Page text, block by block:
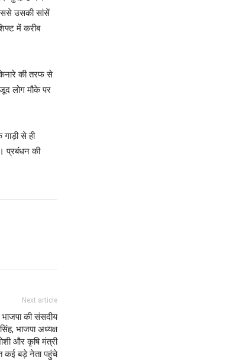
उसकी सांसें
में करीब
की तरफ से
लोग मौके पर
से ही
प्रबंधन की
Next article
की संसदीय
भाजपा अध्यक्ष
और कृषि मंत्री
कई बड़े नेता पहुंचे